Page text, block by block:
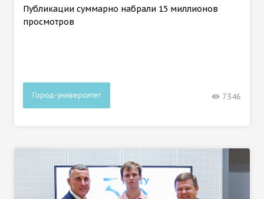
Публикации суммарно набрали 15 миллионов
просмотров
Город-университет 7346